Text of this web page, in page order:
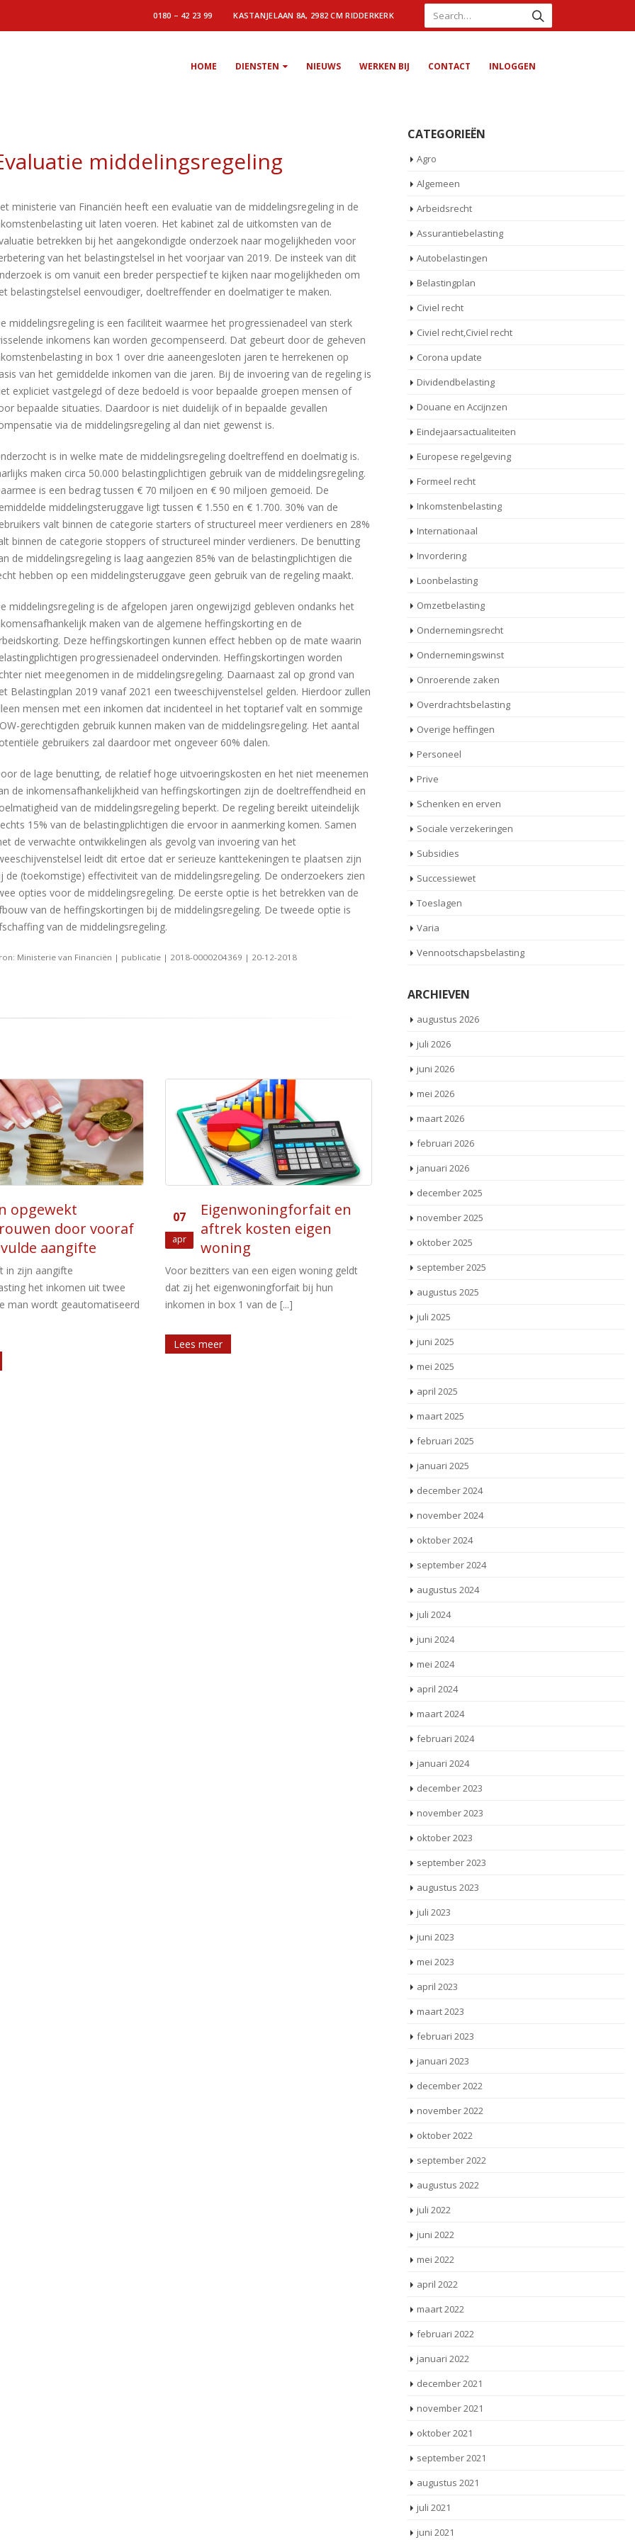
0180 – 42 23 99 KASTANJELAAN 8A, 2982 CM RIDDERKERK
HOME DIENSTEN NIEUWS WERKEN BIJ CONTACT INLOGGEN
middelingsregeling
ministerie van Financiën heeft een evaluatie van de middelingsregeling in de
uit laten voeren. Het kabinet zal de uitkomsten van de
betrekken bij het aangekondigde onderzoek naar mogelijkheden voor
van het belastingstelsel in het voorjaar van 2019. De insteek van dit
is om vanuit een breder perspectief te kijken naar mogelijkheden om
belastingstelsel eenvoudiger, doeltreffender en doelmatiger te maken.
middelingsregeling is een faciliteit waarmee het progressienadeel van sterk
inkomens kan worden gecompenseerd. Dat gebeurt door de geheven
in box 1 over drie aaneengesloten jaren te herrekenen op
van het gemiddelde inkomen van die jaren. Bij de invoering van de regeling is
expliciet vastgelegd of deze bedoeld is voor bepaalde groepen mensen of
bepaalde situaties. Daardoor is niet duidelijk of in bepaalde gevallen
via de middelingsregeling al dan niet gewenst is.
is in welke mate de middelingsregeling doeltreffend en doelmatig is.
maken circa 50.000 belastingplichtigen gebruik van de middelingsregeling.
is een bedrag tussen € 70 miljoen en € 90 miljoen gemoeid. De
middelingsteruggave ligt tussen € 1.550 en € 1.700. 30% van de
valt binnen de categorie starters of structureel meer verdieners en 28%
binnen de categorie stoppers of structureel minder verdieners. De benutting
de middelingsregeling is laag aangezien 85% van de belastingplichtigen die
hebben op een middelingsteruggave geen gebruik van de regeling maakt.
middelingsregeling is de afgelopen jaren ongewijzigd gebleven ondanks het
maken van de algemene heffingskorting en de
Deze heffingskortingen kunnen effect hebben op de mate waarin
progressienadeel ondervinden. Heffingskortingen worden
niet meegenomen in de middelingsregeling. Daarnaast zal op grond van
Belastingplan 2019 vanaf 2021 een tweeschijvenstelsel gelden. Hierdoor zullen
mensen met een inkomen dat incidenteel in het toptarief valt en sommige
gerechtigden gebruik kunnen maken van de middelingsregeling. Het aantal
gebruikers zal daardoor met ongeveer 60% dalen.
de lage benutting, de relatief hoge uitvoeringskosten en het niet meenemen
de inkomensafhankelijkheid van heffingskortingen zijn de doeltreffendheid en
van de middelingsregeling beperkt. De regeling bereikt uiteindelijk
15% van de belastingplichtigen die ervoor in aanmerking komen. Samen
de verwachte ontwikkelingen als gevolg van invoering van het
leidt dit ertoe dat er serieuze kanttekeningen te plaatsen zijn
de (toekomstige) effectiviteit van de middelingsregeling. De onderzoekers zien
opties voor de middelingsregeling. De eerste optie is het betrekken van de
van de heffingskortingen bij de middelingsregeling. De tweede optie is
van de middelingsregeling.
Ministerie van Financiën | publicatie | 2018-0000204369 | 20-12-2018
en
kosten eigen
een eigen woning geldt
bij hun
1 van de [...]
17
Jan
Uitdeling van winst bij
verkoop pand aan dga
Een vermogensverschuiving van een
bv naar de houder van een aanmerkelijk
belang in de bv vormt een regulier voordeel
[...]
Lees meer
30
Jul
Handvol e-mails levert
op
Een dga stelt dat hij vanwege hartproblemen
geen werkzaamheden voor zijn bv heeft
gebruikelijkloonregeling niet [...]
Lees meer
CATEGORIEËN
Agro
Algemeen
Arbeidsrecht
Assurantiebelasting
Autobelastingen
Belastingplan
Civiel recht
Civiel recht,Civiel recht
Corona update
Dividendbelasting
Douane en Accijnzen
Eindejaarsactualiteiten
Europese regelgeving
Formeel recht
Inkomstenbelasting
Internationaal
Invordering
Loonbelasting
Omzetbelasting
Ondernemingsrecht
Ondernemingswinst
Onroerende zaken
Overdrachtsbelasting
Overige heffingen
Personeel
Prive
Schenken en erven
Sociale verzekeringen
Subsidies
Successiewet
Toeslagen
Varia
Vennootschapsbelasting
ARCHIEVEN
augustus 2026
juli 2026
juni 2026
mei 2026
maart 2026
februari 2026
januari 2026
december 2025
november 2025
oktober 2025
september 2025
augustus 2025
juli 2025
juni 2025
mei 2025
april 2025
maart 2025
februari 2025
januari 2025
december 2024
november 2024
oktober 2024
september 2024
augustus 2024
juli 2024
juni 2024
mei 2024
april 2024
maart 2024
februari 2024
januari 2024
december 2023
november 2023
oktober 2023
september 2023
augustus 2023
juli 2023
juni 2023
mei 2023
april 2023
maart 2023
februari 2023
januari 2023
december 2022
november 2022
oktober 2022
september 2022
augustus 2022
juli 2022
juni 2022
mei 2022
april 2022
maart 2022
februari 2022
januari 2022
december 2021
november 2021
oktober 2021
september 2021
augustus 2021
juli 2021
juni 2021